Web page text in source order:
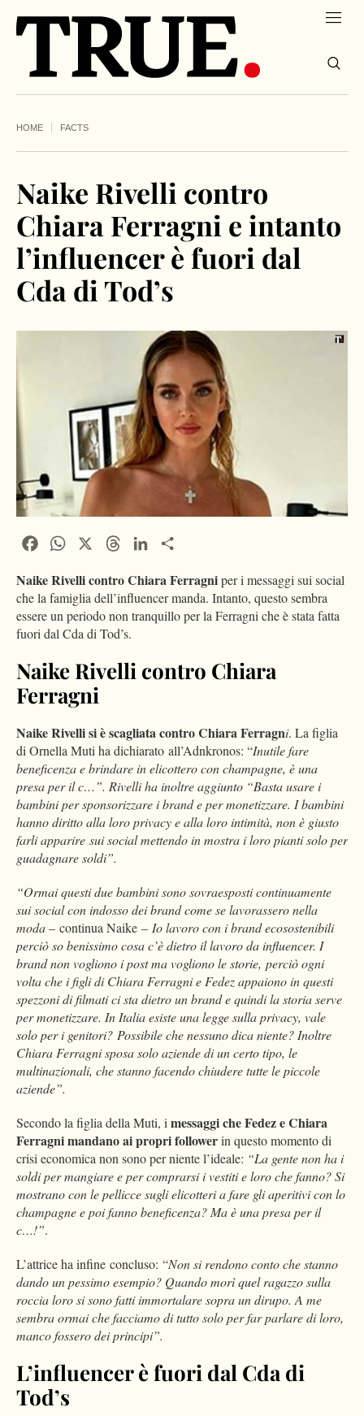
HOME FACTS
Naike Rivelli contro
Chiara Ferragni e intanto
l’influencer è fuori dal
Cda di Tod’s
FacebookWhatsApp ThreadsLinkedIn
Naike Rivelli contro Chiara Ferragniper i messaggi sui social
che la famiglia dell’influencer manda. Intanto, questo sembra
essere un periodo non tranquillo per la Ferragni che è stata fatta
fuori dal Cda di Tod’s.
Naike Rivelli contro Chiara
Ferragni
Naike Rivelli si è scagliata contro Chiara Ferragni. La figlia
di Ornella Muti ha dichiarato all’Adnkronos: “Inutile fare
beneficenza e brindare in elicottero con champagne, è una
presa per il c…”. Rivelli ha inoltre aggiunto “Basta usare i
bambini per sponsorizzare i brand e per monetizzare. I bambini
hanno diritto alla loro privacy e alla loro intimità, non è giusto
farli apparire sui social mettendo in mostra i loro pianti solo per
guadagnare soldi”.
“Ormai questi due bambini sono sovraesposti continuamente
sui social con indosso dei brand come se lavorassero nella
moda– continua Naike – Io lavoro con i brand ecosostenibili
perciò so benissimo cosa c’è dietro il lavoro da influencer. I
brand non vogliono i post ma vogliono le storie, perciò ogni
volta che i figli di Chiara Ferragni e Fedez appaiono in questi
spezzoni di filmati ci sta dietro un brand e quindi la storia serve
per monetizzare. In Italia esiste una legge sulla privacy, vale
solo per i genitori? Possibile che nessuno dica niente? Inoltre
Chiara Ferragni sposa solo aziende di un certo tipo, le
multinazionali, che stanno facendo chiudere tutte le piccole
aziende”.
Secondo la figlia della Muti, imessaggi che Fedez e Chiara
Ferragni mandano ai propri followerin questo momento di
crisi economica non sono per niente l’ideale: “La gente non ha i
soldi per mangiare e per comprarsi i vestiti e loro che fanno? Si
mostrano con le pellicce sugli elicotteri a fare gli aperitivi con lo
champagne e poi fanno beneficenza? Ma è una presa per il
c…!”.
L’attrice ha infine concluso: “Non si rendono conto che stanno
dando un pessimo esempio? Quando morì quel ragazzo sulla
roccia loro si sono fatti immortalare sopra un dirupo. A me
sembra ormai che facciamo di tutto solo per far parlare di loro,
manco fossero dei principi”.
L’influencer è fuori dal Cda di
Tod’s